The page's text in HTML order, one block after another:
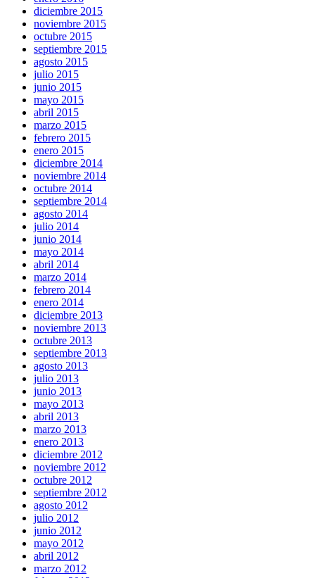
diciembre 2015
noviembre 2015
octubre 2015
septiembre 2015
agosto 2015
julio 2015
junio 2015
mayo 2015
abril 2015
marzo 2015
febrero 2015
enero 2015
diciembre 2014
noviembre 2014
octubre 2014
septiembre 2014
agosto 2014
julio 2014
junio 2014
mayo 2014
abril 2014
marzo 2014
febrero 2014
enero 2014
diciembre 2013
noviembre 2013
octubre 2013
septiembre 2013
agosto 2013
julio 2013
junio 2013
mayo 2013
abril 2013
marzo 2013
enero 2013
diciembre 2012
noviembre 2012
octubre 2012
septiembre 2012
agosto 2012
julio 2012
junio 2012
mayo 2012
abril 2012
marzo 2012